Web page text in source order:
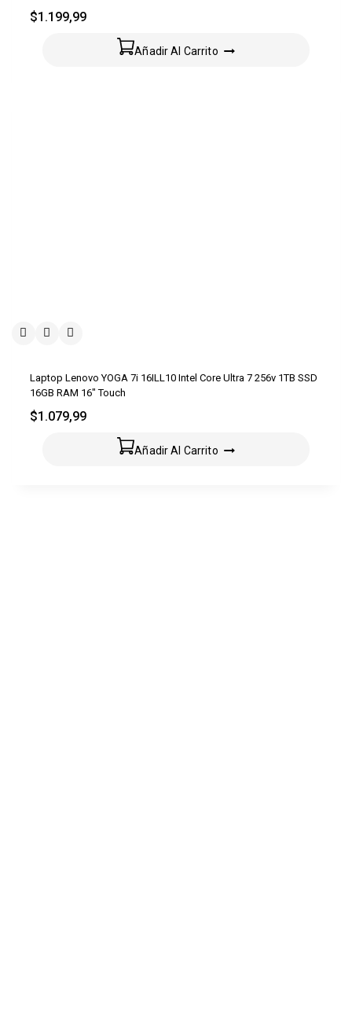
$1.199,99
Añadir Al Carrito
Laptop Lenovo YOGA 7i 16ILL10 Intel Core Ultra 7 256v 1TB SSD
16GB RAM 16″ Touch
$1.079,99
Añadir Al Carrito